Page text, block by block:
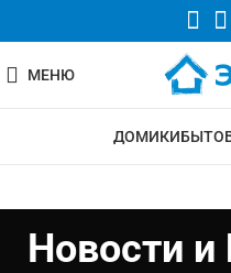
МЕНЮ
ДОМИКИ
Новости